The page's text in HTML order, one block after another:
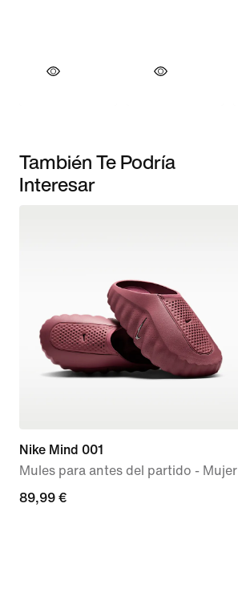
También Te Podría
Interesar
Nike Mind 001
Mules para antes del partido - Mujer
89,99 €
89,99 €